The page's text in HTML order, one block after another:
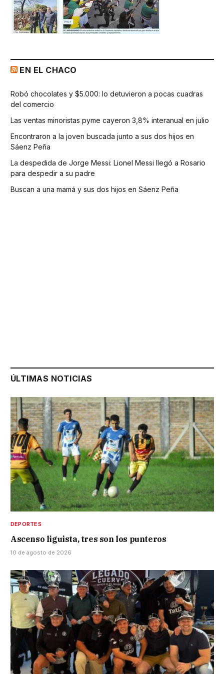
EN EL CHACO
Robó chocolates y $5.000: lo detuvieron a pocas cuadras
del comercio
Las ventas minoristas pyme cayeron 3,8% interanual en julio
Encontraron a la joven buscada junto a sus dos hijos en
Sáenz Peña
La despedida de Jorge Messi: Lionel Messi llegó a Rosario
para despedir a su padre
Buscan a una mamá y sus dos hijos en Sáenz Peña
ÚLTIMAS NOTICIAS
DEPORTES
Ascenso liguista, tres son los punteros
10 de agosto de 2026